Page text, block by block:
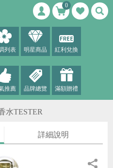
0
列表 明星商品 紅利兌換
推薦 品牌總覽 滿額贈禮
水TESTER
詳細說明